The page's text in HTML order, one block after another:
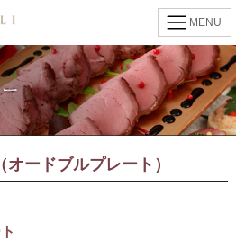
MENU
ードブルプレート）